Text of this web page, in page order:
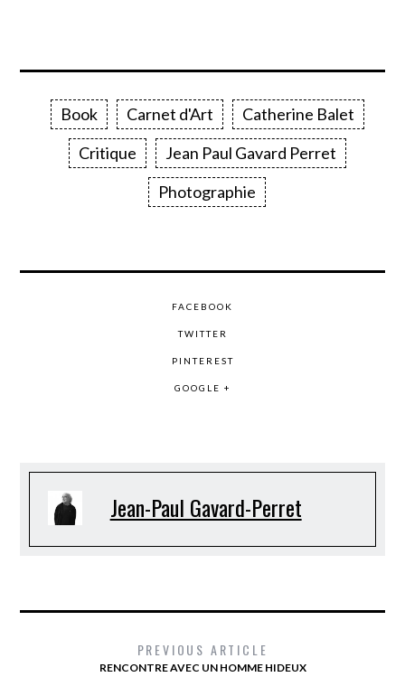
Book Carnet d'Art
Catherine Balet
Critique
Jean Paul Gavard Perret
Photographie
FACEBOOK
TWITTER
PINTEREST
GOOGLE +
Jean-Paul Gavard-Perret
PREVIOUS ARTICLE
RENCONTRE AVEC UN HOMME HIDEUX